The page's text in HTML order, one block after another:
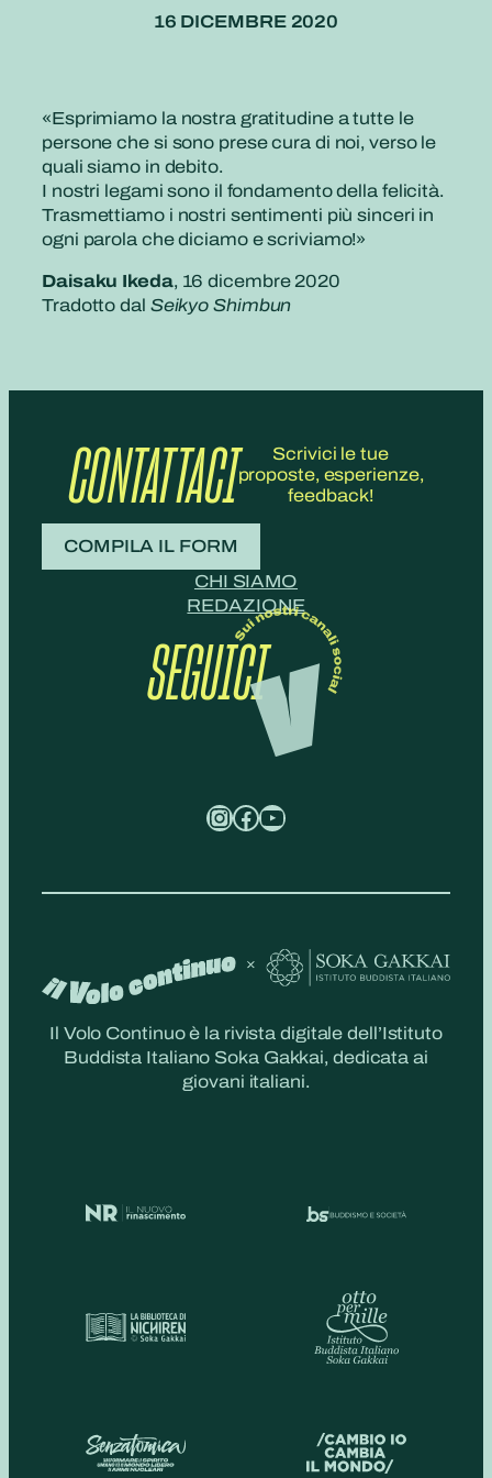
16 DICEMBRE 2020
«Esprimiamo la nostra gratitudine a tutte le
persone che si sono prese cura di noi, verso le
quali siamo in debito.
I nostri legami sono il fondamento della felicità.
Trasmettiamo i nostri sentimenti più sinceri in
ogni parola che diciamo e scriviamo!»
Daisaku Ikeda, 16 dicembre 2020
Tradotto dal Seikyo Shimbun
CONTATTACI
Scrivici le tue
proposte, esperienze,
feedback!
COMPILA IL FORM
CHI SIAMO
REDAZIONE
SEGUICI
InstagramFacebook YouTube
Il Volo Continuo è la rivista digitale dell’Istituto
Buddista Italiano Soka Gakkai, dedicata ai
giovani italiani.